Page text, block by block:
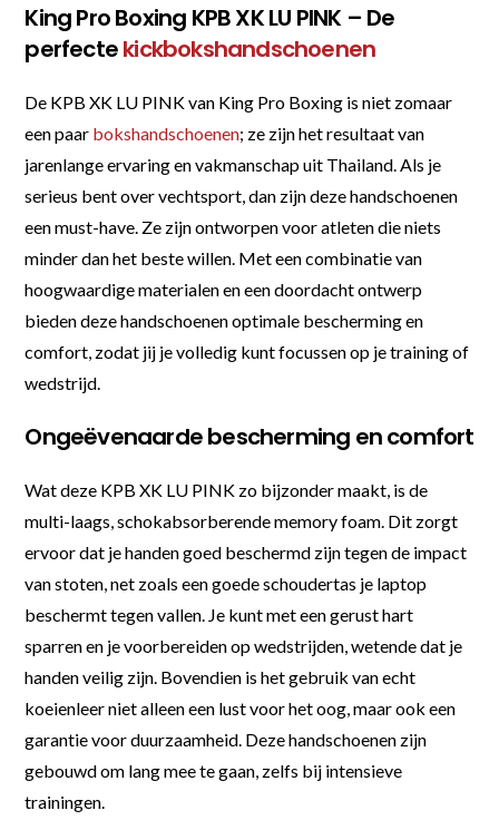
King Pro Boxing KPB XK LU PINK – De
perfectekickbokshandschoenen
De KPB XK LU PINK van King Pro Boxing is niet zomaar
een paar bokshandschoenen; ze zijn het resultaat van
jarenlange ervaring en vakmanschap uit Thailand. Als je
serieus bent over vechtsport, dan zijn deze handschoenen
een must-have. Ze zijn ontworpen voor atleten die niets
minder dan het beste willen. Met een combinatie van
hoogwaardige materialen en een doordacht ontwerp
bieden deze handschoenen optimale bescherming en
comfort, zodat jij je volledig kunt focussen op je training of
wedstrijd.
Ongeëvenaarde bescherming en comfort
Wat deze KPB XK LU PINK zo bijzonder maakt, is de
multi-laags, schokabsorberende memory foam. Dit zorgt
ervoor dat je handen goed beschermd zijn tegen de impact
van stoten, net zoals een goede schoudertas je laptop
beschermt tegen vallen. Je kunt met een gerust hart
sparren en je voorbereiden op wedstrijden, wetende dat je
handen veilig zijn. Bovendien is het gebruik van echt
koeienleer niet alleen een lust voor het oog, maar ook een
garantie voor duurzaamheid. Deze handschoenen zijn
gebouwd om lang mee te gaan, zelfs bij intensieve
trainingen.